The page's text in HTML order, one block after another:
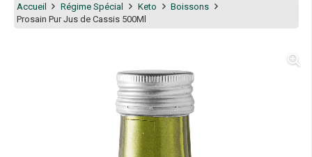
Accueil Régime Spécial Keto
Boissons
Prosain Pur Jus de Cassis 500Ml